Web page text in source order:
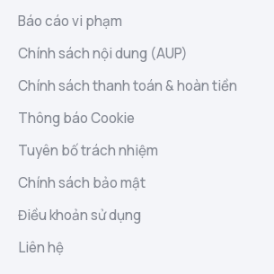
Báo cáo vi phạm
Chính sách nội dung (AUP)
Chính sách thanh toán & hoàn tiền
Thông báo Cookie
Tuyên bố trách nhiệm
Chính sách bảo mật
Điều khoản sử dụng
Liên hệ